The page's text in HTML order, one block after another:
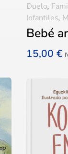
Bebé
15,00 €
Duelo,
Infantiles,